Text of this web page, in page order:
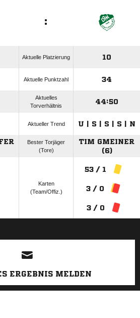
:
Aktuelle Platzierung 10
Aktuelle Punktzahl 34
Aktuelles
Torverhältnis
44:50
Aktueller Trend U | S | S | S | N
Bester Torjäger
(Tore)
TIM GMEINER
(6)
Karten
(Team/Offiz.)
53 / 1
3 / 0
3 / 0
ANZEIGE
ERGEBNIS MELDEN